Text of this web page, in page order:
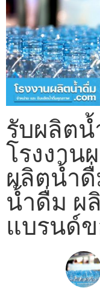
รับผลิต
โรงงาน
ผลิตน้ำ
น้ำดื่ม ผ
แบรนด์